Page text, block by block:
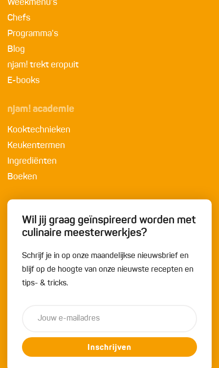
Weekmenu's
Chefs
Programma's
Blog
njam! trekt eropuit
E-books
njam! academie
Kooktechnieken
Keukentermen
Ingrediënten
Boeken
Wil jij graag geïnspireerd worden met
culinaire meesterwerkjes?
Schrijf je in op onze maandelijkse nieuwsbrief en
blijf op de hoogte van onze nieuwste recepten en
tips- & tricks.
Inschrijven